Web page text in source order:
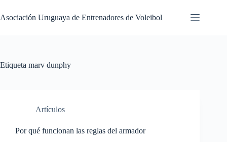
al
contenido
Asociación Uruguaya de Entrenadores de Voleibol
Etiqueta marv dunphy
Artículos
Por qué funcionan las reglas del armador